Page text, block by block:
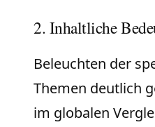
2. Inhaltliche
Beleuchten der
Themen deutlich
im globalen